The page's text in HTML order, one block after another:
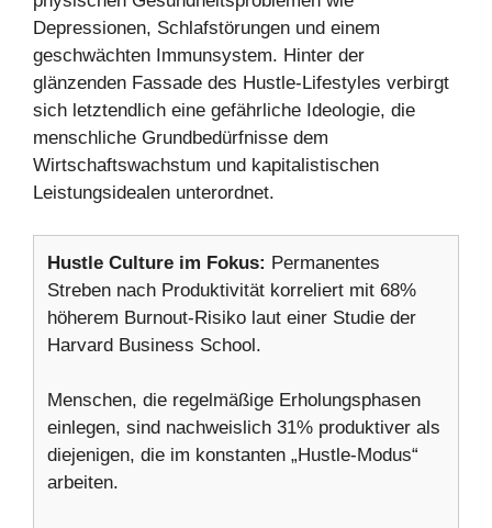
Depressionen, Schlafstörungen und einem
geschwächten Immunsystem. Hinter der
glänzenden Fassade des Hustle-Lifestyles verbirgt
sich letztendlich eine gefährliche Ideologie, die
menschliche Grundbedürfnisse dem
Wirtschaftswachstum und kapitalistischen
Leistungsidealen unterordnet.
Hustle Culture im Fokus: Permanentes
Streben nach Produktivität korreliert mit 68%
höherem Burnout-Risiko laut einer Studie der
Harvard Business School.
Menschen, die regelmäßige Erholungsphasen
einlegen, sind nachweislich 31% produktiver als
diejenigen, die im konstanten „Hustle-Modus“
arbeiten.